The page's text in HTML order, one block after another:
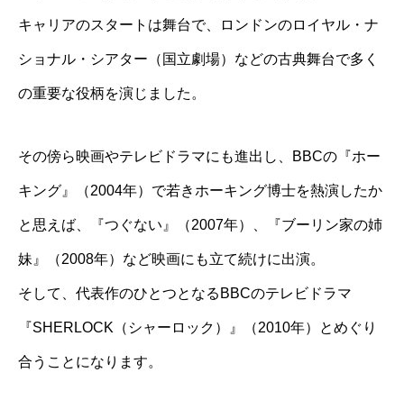
キャリアのスタートは舞台で、ロンドンのロイヤル・ナ
ショナル・シアター（国立劇場）などの古典舞台で多く
の重要な役柄を演じました。
その傍ら映画やテレビドラマにも進出し、BBCの『ホー
キング』（2004年）で若きホーキング博士を熱演したか
と思えば、『つぐない』（2007年）、『ブーリン家の姉
妹』（2008年）など映画にも立て続けに出演。
そして、代表作のひとつとなるBBCのテレビドラマ
『SHERLOCK（シャーロック）』（2010年）とめぐり
合うことになります。